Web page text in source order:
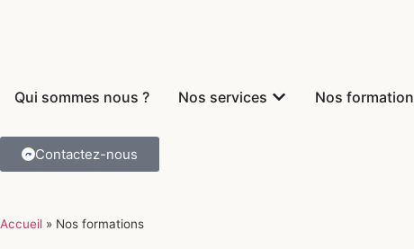
Qui sommes nous ? Nos services Nos
Contactez-nous
Accueil » Nos formations